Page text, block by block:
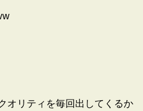
オリティを毎回出してくるか